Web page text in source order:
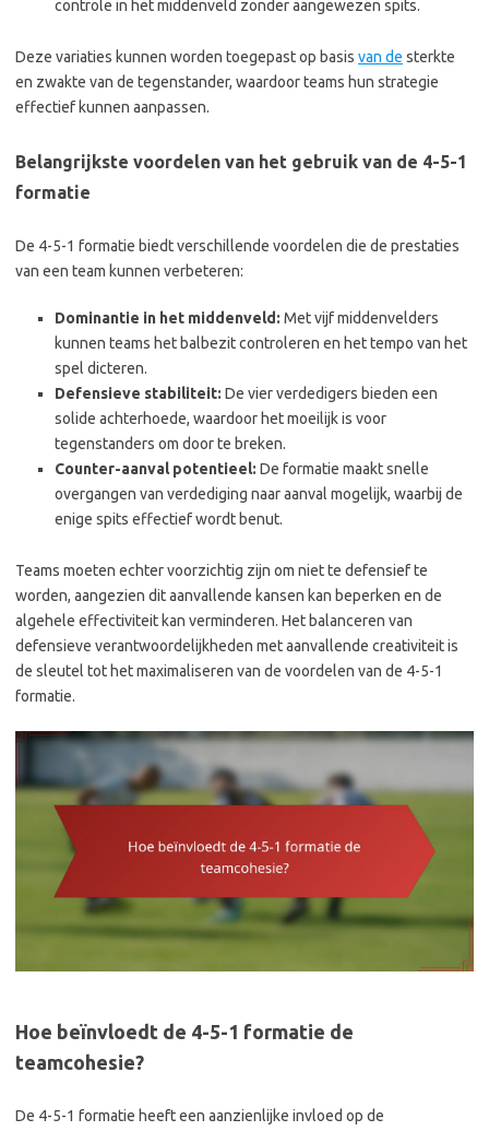
controle in het middenveld zonder aangewezen spits.
Deze variaties kunnen worden toegepast op basis van de sterkte
en zwakte van de tegenstander, waardoor teams hun strategie
effectief kunnen aanpassen.
Belangrijkste voordelen van het gebruik van de 4-5-1
formatie
De 4-5-1 formatie biedt verschillende voordelen die de prestaties
van een team kunnen verbeteren:
Dominantie in het middenveld: Met vijf middenvelders
kunnen teams het balbezit controleren en het tempo van het
spel dicteren.
Defensieve stabiliteit: De vier verdedigers bieden een
solide achterhoede, waardoor het moeilijk is voor
tegenstanders om door te breken.
Counter-aanval potentieel: De formatie maakt snelle
overgangen van verdediging naar aanval mogelijk, waarbij de
enige spits effectief wordt benut.
Teams moeten echter voorzichtig zijn om niet te defensief te
worden, aangezien dit aanvallende kansen kan beperken en de
algehele effectiviteit kan verminderen. Het balanceren van
defensieve verantwoordelijkheden met aanvallende creativiteit is
de sleutel tot het maximaliseren van de voordelen van de 4-5-1
formatie.
Hoe beïnvloedt de 4-5-1 formatie de
teamcohesie?
De 4-5-1 formatie heeft een aanzienlijke invloed op de